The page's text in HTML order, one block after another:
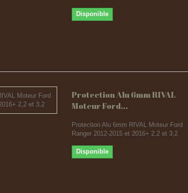
Disponible
Protection Alu 6mm RIVAL
Moteur Ford...
Protection Alu 6mm RIVAL Moteur Ford
Ranger 2012-2015 et 2016+ 2,2 et 3,2
Disponible